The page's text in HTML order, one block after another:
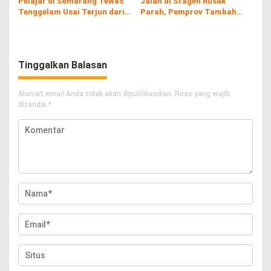
Tenggelam Usai Terjun dari
Parah, Pemprov Tambah
Tinggalkan Balasan
Alamat email Anda tidak akan dipublikasikan. Ruas yang wajib
ditandai *